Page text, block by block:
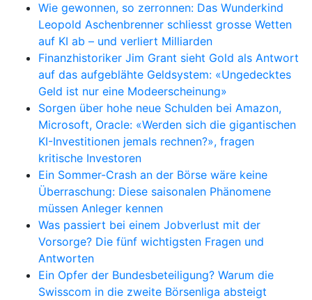
Wie gewonnen, so zerronnen: Das Wunderkind
Leopold Aschenbrenner schliesst grosse Wetten
auf KI ab – und verliert Milliarden
Finanzhistoriker Jim Grant sieht Gold als Antwort
auf das aufgeblähte Geldsystem: «Ungedecktes
Geld ist nur eine Modeerscheinung»
Sorgen über hohe neue Schulden bei Amazon,
Microsoft, Oracle: «Werden sich die gigantischen
KI-Investitionen jemals rechnen?», fragen
kritische Investoren
Ein Sommer-Crash an der Börse wäre keine
Überraschung: Diese saisonalen Phänomene
müssen Anleger kennen
Was passiert bei einem Jobverlust mit der
Vorsorge? Die fünf wichtigsten Fragen und
Antworten
Ein Opfer der Bundesbeteiligung? Warum die
Swisscom in die zweite Börsenliga absteigt